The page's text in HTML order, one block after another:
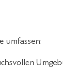
umfassen: